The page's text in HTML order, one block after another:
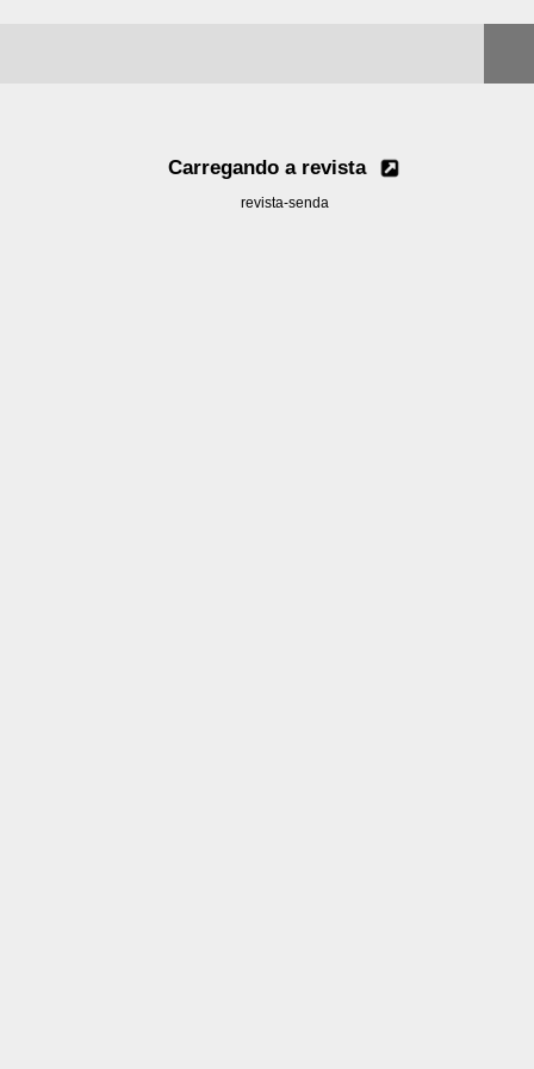
Carregando a revista
revista-senda